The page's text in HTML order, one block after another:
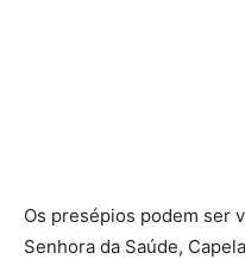
Os presépios podem ser
Senhora da Saúde,